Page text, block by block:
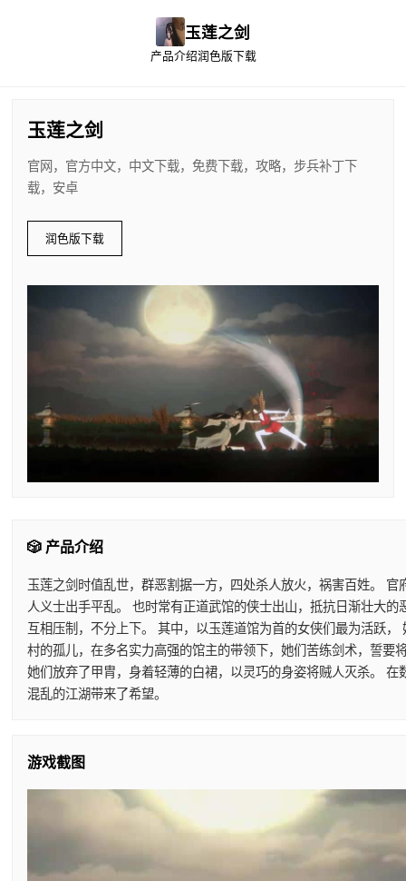
玉莲之剑
产品介绍润色版下载
玉莲之剑
官网，官方中文，中文下载，免费下载，攻略，步兵补丁下
载，安卓
润色版下载
🎲 产品介绍
玉莲之剑时值乱世，群恶割据一方，四处杀人放火，祸害百姓。
人义士出手平乱。 也时常有正道武馆的侠士出山，抵抗日渐壮大
互相压制，不分上下。 其中，以玉莲道馆为首的女侠们最为活跃
村的孤儿，在多名实力高强的馆主的带领下，她们苦练剑术，誓要
她们放弃了甲胄，身着轻薄的白裙，以灵巧的身姿将贼人灭杀。 在
混乱的江湖带来了希望。
游戏截图